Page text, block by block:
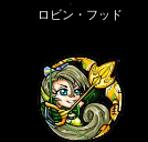
ロビン・フッド